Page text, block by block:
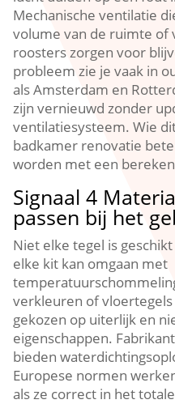
Mechanische ventilatie
volume van de ruimte of
roosters zorgen voor
probleem zie je vaak in
als Amsterdam en
zijn vernieuwd zonder
ventilatiesysteem.​ Wie
badkamer renovatie
worden met een
Signaal 4
passen bij het
Niet elke tegel is
elke kit kan omgaan met
verkleuren of
gekozen op uiterlijk en
eigenschappen.​
bieden
Europese normen
als ze correct in het